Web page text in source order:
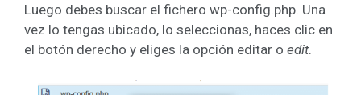
Luego debes buscar el fichero wp-config.php. Una
vez lo tengas ubicado, lo seleccionas, haces clic en
el botón derecho y eliges la opción editar o edit.